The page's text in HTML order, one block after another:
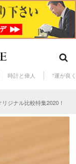
時計と偉人 “運が良
ジナル比較特集2020！